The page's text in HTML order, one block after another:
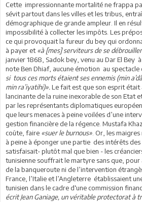
Cette impressionnante mortalité ne frappa
sévit partout dans les villes et les tribus,
démographique de grande ampleur. Il en
impossibilité à collecter les impôts. Les
ce qui provoquait la fureur du bey qui
à payer et«à [mes] serviteurs de se
janvier 1868, Sadok bey, venu au Dar El Bey à
note Ben Dhiaf, aucune émotion au
si tous ces morts étaient ses ennemis (min
min ra’iyatihi)». Le fait est que son esprit était
lancinante de la ruine inexorable de son Etat
par les représentants diplomatiques
que leurs menaces à peine voilées d’une
gestion financière de la régence. Mustafa
coûte, faire «suer le burnous» . Or, les
à peine à éponger une partie des intérêts
satisfaisait- plutôt mal que bien - les
tunisienne souffrait le martyre sans que, pour
de la banqueroute ni de l’intervention
France, l’Italie et l’Angleterre établissaient
tunisien dans le cadre d‘une commission
écrit Jean Ganiage, un véritable protectorat à